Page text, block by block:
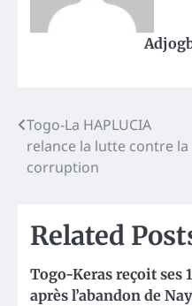
Post
navigation
Togo-La HAPLUCIA
relance la lutte contre la
corruption
Related
Togo-Keras reçoit ses
après l’abandon de